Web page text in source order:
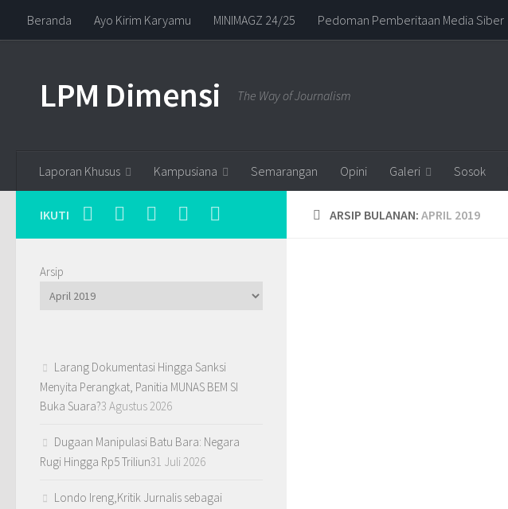
Skip to content
Beranda Ayo Kirim Karyamu MINIMAGZ 24/25 Pedoman Pemberitaan Media Siber
LPM Dimensi The Way of Journalism
Laporan Khusus Kampusiana Semarangan Opini Galeri Sosok
ARSIP BULANAN: APRIL 2019
IKUTI
Arsip
Larang Dokumentasi Hingga Sanksi
Menyita Perangkat, Panitia MUNAS BEM SI
Buka Suara?3 Agustus 2026
Dugaan Manipulasi Batu Bara: Negara
Rugi Hingga Rp5 Triliun31 Juli 2026
Londo Ireng,Kritik Jurnalis sebagai